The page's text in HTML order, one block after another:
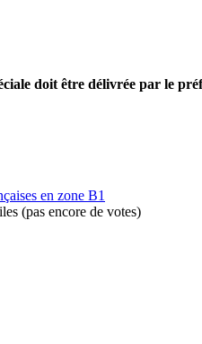
doit être délivrée par le
en zone B1
(pas encore de votes)